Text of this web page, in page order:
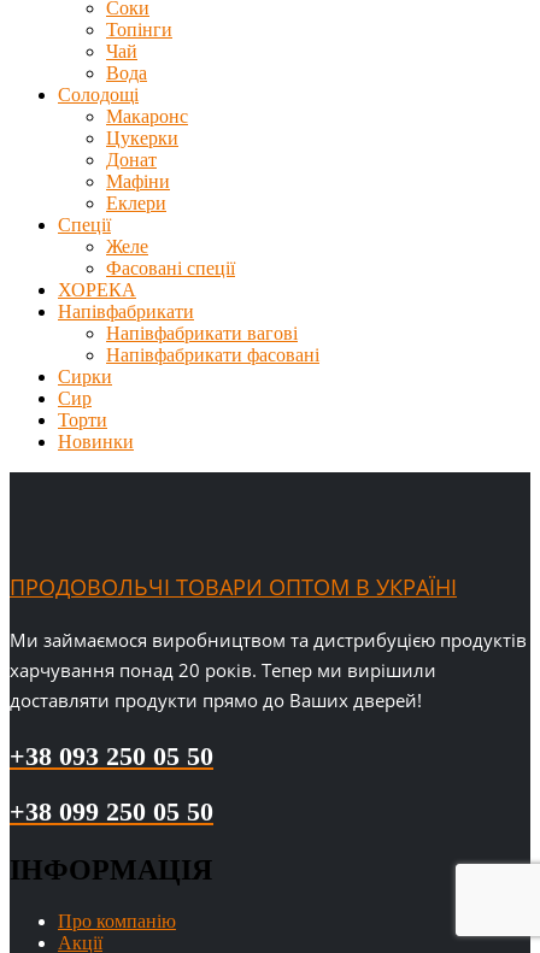
Соки
Топінги
Чай
Вода
Солодощі
Макаронс
Цукерки
Донат
Мафіни
Еклери
Спеції
Желе
Фасовані спеції
ХОРЕКА
Напівфабрикати
Напівфабрикати вагові
Напівфабрикати фасовані
Сирки
Сир
Торти
Новинки
ПРОДОВОЛЬЧІ ТОВАРИ ОПТОМ В УКРАЇНІ
Ми займаємося виробництвом та дистрибуцією продуктів
харчування понад 20 років. Тепер ми вирішили
доставляти продукти прямо до Ваших дверей!
+38 093 250 05 50
+38 099 250 05 50
ІНФОРМАЦІЯ
Про компанію
Акції